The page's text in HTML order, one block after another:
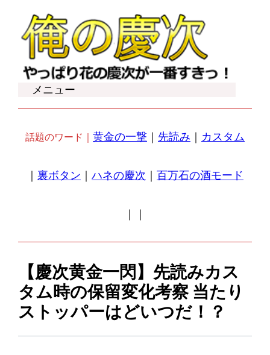
メニュー
話題のワード｜ 黄金の一撃 ｜ 先読み ｜ カスタム
｜ 裏ボタン ｜ ハネの慶次 ｜ 百万石の酒モード
｜ ｜
【慶次黄金一閃】先読みカス
タム時の保留変化考察 当たり
ストッパーはどいつだ！？